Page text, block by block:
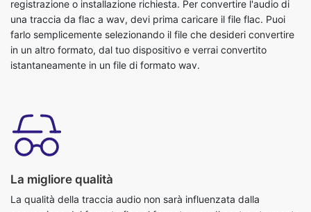
in un altro formato, dal tuo dispositivo e verrai convertito
istantaneamente in un file di formato wav.
La migliore qualità
La qualità della traccia audio non sarà influenzata dalla
conversione dal formato flac al formato wav. Il nostro strumento
di conversione audio online ha questa come una delle sue
caratteristiche principali. Ci assicuriamo che le nostre